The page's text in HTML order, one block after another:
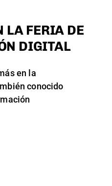
LA FERIA DE
DIGITAL
en la
conocido